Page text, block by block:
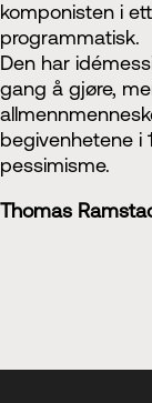
komponisten i
programmatisk.
Den har
gang å gjøre,
begivenhetene i
pessimisme.
Thomas